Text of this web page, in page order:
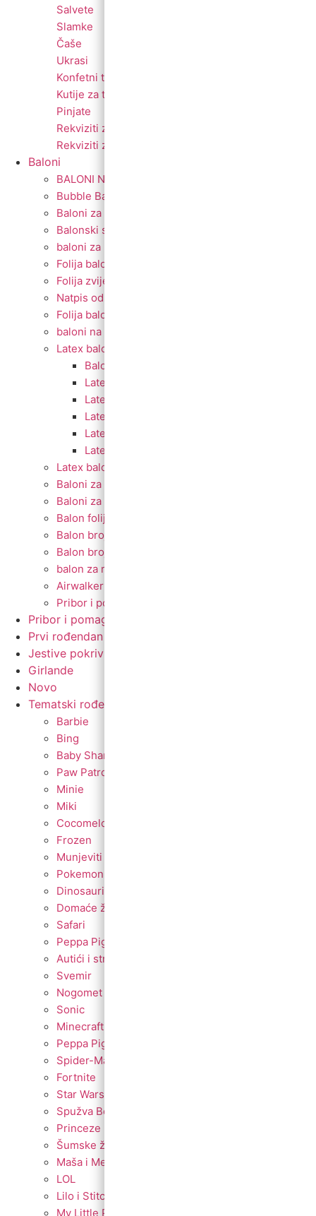
Salvete
Slamke
Čaše
Ukrasi
Konfetni topovi
Kutije za torte
Pinjate
Rekviziti za momačke i djevojačke
Rekviziti za fotkanje
Baloni
BALONI NA HRVATSKOM JEZIKU
Bubble Baloni
Baloni za vjerske svečanosti
Balonski setovi
baloni za rođenje
Folija baloni
Folija zvijezde i srca
Natpis od balona
Folija balon figura
baloni na štapiću
Latex baloni
Baloni za Modeliranje
Latex balon G30
Latex balon 12″
Latex balon ogledalo 12″
Latex baloni 10″
Latex balon 5″
Latex baloni s tiskom
Baloni za djevojačku i momačku
Baloni za promociju
Balon folija okrugli s motivima
Balon brojevi
Balon broj samostojeći
balon za rođendan
Airwalker
Pribor i pomagala
Pribor i pomagala
Prvi rođendan
Jestive pokrivke
Girlande
Novo
Tematski rođendani
Barbie
Bing
Baby Shark
Paw Patrol
Minie
Miki
Cocomelon
Frozen
Munjeviti Jurić
Pokemon
Dinosauri
Domaće životinje
Safari
Peppa Pig
Autići i strojevi
Svemir
Nogomet
Sonic
Minecraft
Peppa Pig
Spider-Man
Fortnite
Star Wars
Spužva Bob
Princeze
Šumske životinje
Maša i Medvjed
LOL
Lilo i Stitch
My Little Pony